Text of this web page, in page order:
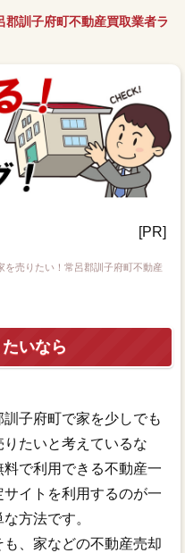
訓子府町不動産買取業者ラ
[PR]
を売りたい！常呂郡訓子府町不動産
いなら
訓子府町で家を少しでも
りたいと考えているな
料で利用できる不動産一
サイトを利用するのが一
方法です。
も、家などの不動産売却